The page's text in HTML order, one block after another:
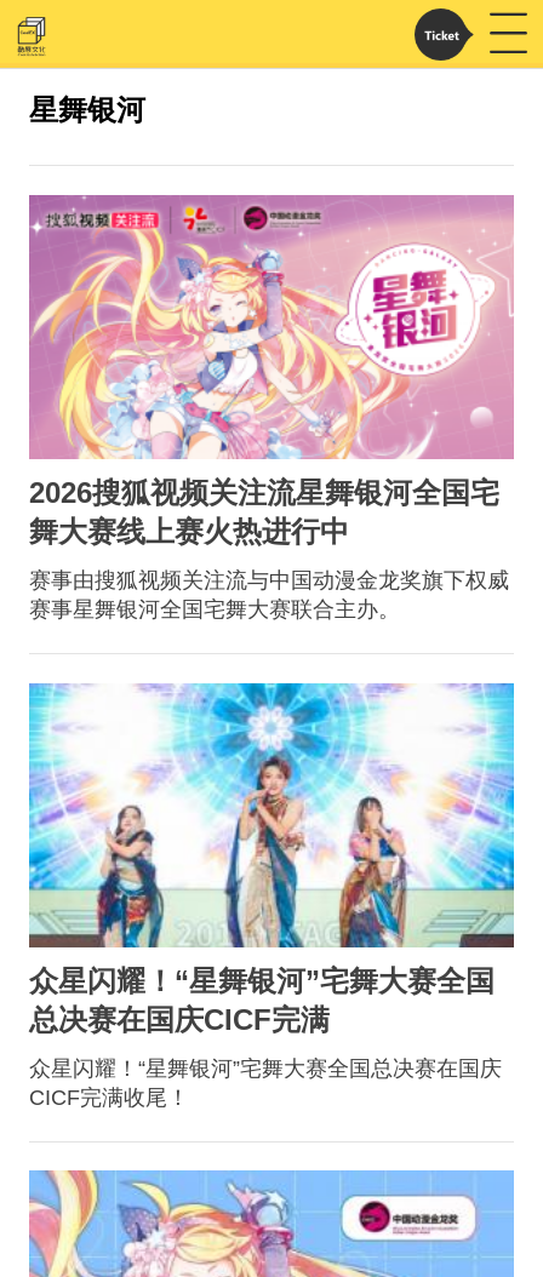
星舞银河
2026搜狐视频关注流星舞银河全国宅
舞大赛线上赛火热进行中
赛事由搜狐视频关注流与中国动漫金龙奖旗下权威
赛事星舞银河全国宅舞大赛联合主办。
众星闪耀！“星舞银河”宅舞大赛全国
总决赛在国庆CICF完满
众星闪耀！“星舞银河”宅舞大赛全国总决赛在国庆
CICF完满收尾！